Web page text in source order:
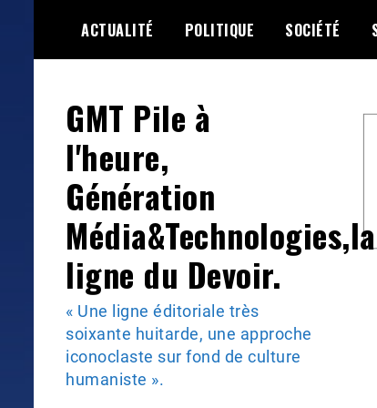
content
ACTUALITÉ POLITIQUE SOCIÉTÉ
GMT Pile à
l'heure,
Génération
Média&Technologies,la
ligne du Devoir.
« Une ligne éditoriale très
soixante huitarde, une approche
iconoclaste sur fond de culture
humaniste ».